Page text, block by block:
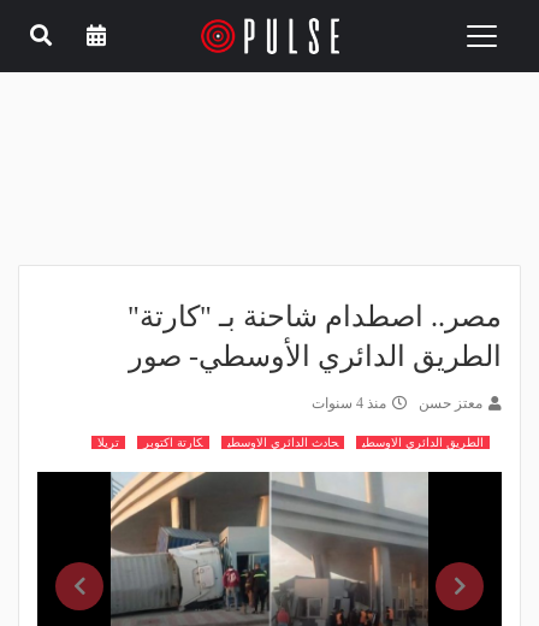
Toggle
مصر.. اصطدام شاحنة بـ "كارتة"
الطريق الدائري الأوسطي- صور
معتز حسن منذ 4 سنوات
الطريق الدائري الاوسطي حادث الدائري الاوسطي كارتة اكتوبر تريلا